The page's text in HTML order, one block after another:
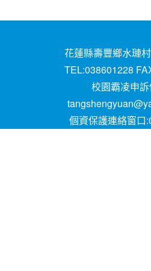
花蓮縣壽豐鄉水璉
TEL:038601228
校園霸凌申訴
個資保護連絡窗口